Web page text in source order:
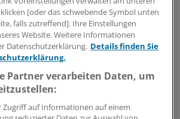
von den neuen Zuschlägen und
profitieren
für Ärzte in der gesetzlichen
(UV-GOÄ) wurde weitreichend
einem höheren Honorar gibt es für
Vereinfachungen und neue
[oder das schwebende Symbol unten
falls zutreffend]. Ihre Einstellungen
Website. Weitere Informationen
Datenschutzerklärung. Details finden Sie
Partner verarbeiten Daten, um
Zugriff auf Informationen auf einem